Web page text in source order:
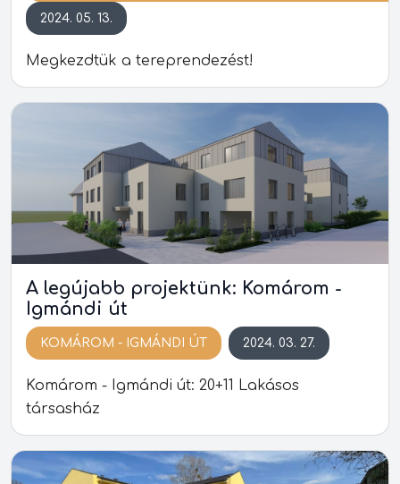
2024. 05. 13.
Megkezdtük a tereprendezést!
A legújabb projektünk: Komárom -
Igmándi út
KOMÁROM - IGMÁNDI ÚT 2024. 03. 27.
Komárom - Igmándi út: 20+11 Lakásos
társasház